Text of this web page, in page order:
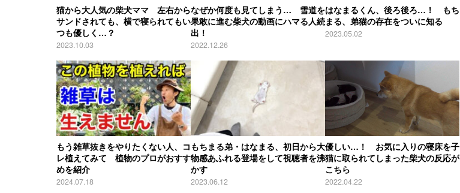
猫から大人気の柴犬ママ 左右から
サンドされても、横で寝られてもい
つも優しく…？
2023.10.03
なぜか何度も見てしまう… 雪道を
果敢に進む柴犬の動画にハマる人続
出！
2022.12.26
はなまるくん、後ろ後ろ…！ もち
まる、弟猫の存在をついに知る
2023.05.02
もう雑草抜きをやりたくない人、コ
レ植えてみて 植物のプロがおすす
めを紹介
2024.07.18
もちまる弟・はなまる、初日から大
物感あふれる登場をして視聴者を沸
かす
2023.06.12
優しい…！ お気に入りの寝床を子
猫に取られてしまった柴犬の反応が
こちら
2022.04.22